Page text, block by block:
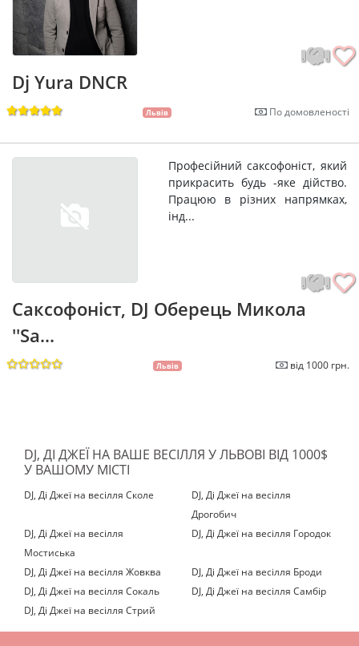
Dj Yura DNCR
Львів По домовленості
Професійний саксофоніст, який
прикрасить будь -яке дійство.
Працюю в різних напрямках,
інд...
Саксофоніст, DJ Оберець Микола
''Sa...
Львів від 1000 грн.
DJ, ДІ ДЖЕЇ НА ВАШЕ ВЕСІЛЛЯ У ЛЬВОВІ ВІД 1000$
У ВАШОМУ МІСТІ
DJ, Ді Джеї на весілля Сколе
DJ, Ді Джеї на весілля
Дрогобич
DJ, Ді Джеї на весілля
Мостиська‎
DJ, Ді Джеї на весілля Городок
DJ, Ді Джеї на весілля Жовква
DJ, Ді Джеї на весілля Броди
DJ, Ді Джеї на весілля Сокаль
DJ, Ді Джеї на весілля Самбір
DJ, Ді Джеї на весілля Стрий